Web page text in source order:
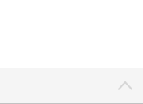
天價，延攬查理斯．
稟？那倒不是。因為
造業的專家比比皆是。